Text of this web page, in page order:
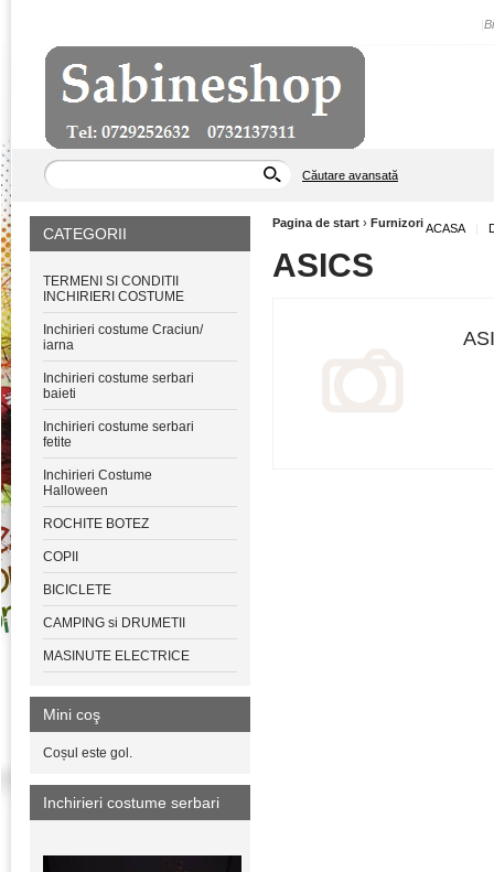
Căutare avansată
ACASA
CATEGORII
TERMENI SI CONDITII
INCHIRIERI COSTUME
Inchirieri costume Craciun/
iarna
Inchirieri costume serbari
baieti
Inchirieri costume serbari
fetite
Inchirieri Costume
Halloween
ROCHITE BOTEZ
COPII
BICICLETE
CAMPING si DRUMETII
MASINUTE ELECTRICE
Mini coş
Coșul este gol.
Inchirieri costume serbari
Pagina de start › Furnizori
ASICS